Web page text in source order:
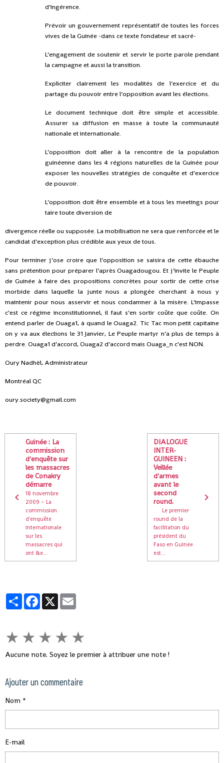
d’ingérence.
Prévoir un gouvernement représentatif de toutes les forces
vives de la Guinée -dans ce texte fondateur et sacré-
L’engagement de soutenir et servir le porte parole pendant
la campagne et aussi la transition.
Expliciter clairement les modalités de l’exercice et du
partage du pouvoir entre l’opposition avant les élections.
Le document technique doit être simple et accessible.
Assurer sa diffusion en masse à toute la communauté
nationale et internationale.
L’opposition doit aller à la rencontre de la population
guinéenne dans les 4 régions naturelles de la Guinée pour
exposer les nouvelles stratégies de conquête et d’exercice
de pouvoir.
L’opposition doit être ensemble et à tous les meetings pour
taire toute diversion de
divergence réelle ou supposée. La mobilisation ne sera que renforcée et le
candidat d’exception plus crédible aux yeux de tous.
Pour terminer j’ose croire que l’opposition se saisira de cette ébauche
sans prétention pour préparer l’après Ouagadougou. Et j’invite le Peuple
de Guinée à faire des propositions concrètes pour sortir de cette crise
morbide dans laquelle la junte nous a plongée cherchant à nous y
maintenir pour nous asservir et nous condamner à la misère. L’impasse
c’est ce régime inconstitutionnel, il faut s’en sortir coûte que coûte. On
entend parler de Ouaga1, à quand le Ouaga2. Tic Tac mon petit capitaine
on y va aux élections le 31 Janvier, Le Peuple martyr n’a plus de temps à
perdre. Ouaga1 d’accord, Ouaga2 d’accord mais Ouaga_n c’est NON.
Oury Nadhèl, Administrateur
Montréal QC
oury.society@gmail.com
Guinée : La
commission
d'enquête sur
les massacres
de Conakry
démarre
18 novembre
2009 – La
commission
d'enquête
internationale
sur les
massacres qui
ont &e...
DIALOGUE
INTER-
GUINEEN :
Veillée
d'armes
avant le
second
round.
Le premier
round de la
facilitation du
président du
Faso en Guinée
est...
PartagerFacebook
X
★ ★ ★ ★ ★
Aucune note. Soyez le premier à attribuer une note !
Ajouter un commentaire
Nom
E-mail